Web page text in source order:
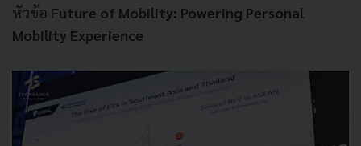
หัวข้อ Future of Mobility: Powering Personal
Mobility Experience